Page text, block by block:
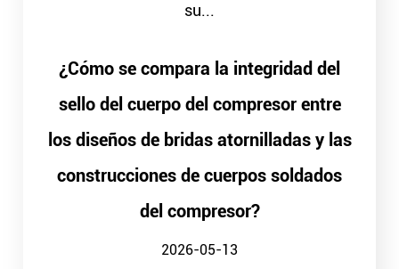
su...
¿Cómo se compara la integridad del
sello del cuerpo del compresor entre
los diseños de bridas atornilladas y las
construcciones de cuerpos soldados
del compresor?
2026-05-13